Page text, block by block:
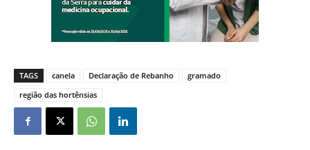
TAGS canela Declaração de Rebanho
gramado
região das hortênsias